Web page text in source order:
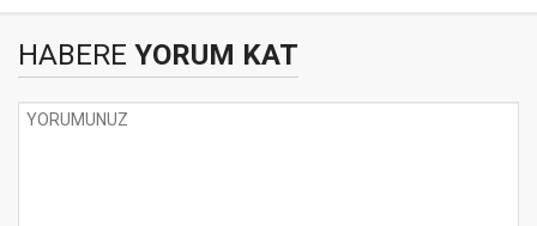
HABERE YORUM KAT